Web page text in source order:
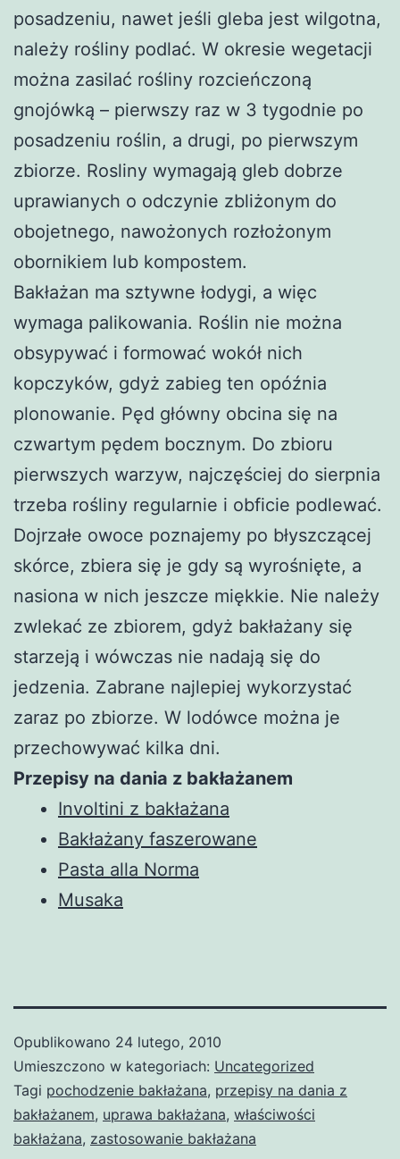
posadzeniu, nawet jeśli gleba jest wilgotna,
należy rośliny podlać. W okresie wegetacji
można zasilać rośliny rozcieńczoną
gnojówką – pierwszy raz w 3 tygodnie po
posadzeniu roślin, a drugi, po pierwszym
zbiorze. Rosliny wymagają gleb dobrze
uprawianych o odczynie zbliżonym do
obojetnego, nawożonych rozłożonym
obornikiem lub kompostem.
Bakłażan ma sztywne łodygi, a więc
wymaga palikowania. Roślin nie można
obsypywać i formować wokół nich
kopczyków, gdyż zabieg ten opóźnia
plonowanie. Pęd główny obcina się na
czwartym pędem bocznym. Do zbioru
pierwszych warzyw, najczęściej do sierpnia
trzeba rośliny regularnie i obficie podlewać.
Dojrzałe owoce poznajemy po błyszczącej
skórce, zbiera się je gdy są wyrośnięte, a
nasiona w nich jeszcze miękkie. Nie należy
zwlekać ze zbiorem, gdyż bakłażany się
starzeją i wówczas nie nadają się do
jedzenia. Zabrane najlepiej wykorzystać
zaraz po zbiorze. W lodówce można je
przechowywać kilka dni.
Przepisy na dania z bakłażanem
Involtini z bakłażana
Bakłażany faszerowane
Pasta alla Norma
Musaka
Opublikowano 24 lutego, 2010
Umieszczono w kategoriach: Uncategorized
Tagi pochodzenie bakłażana, przepisy na dania z
bakłażanem, uprawa bakłażana, właściwości
bakłażana, zastosowanie bakłażana